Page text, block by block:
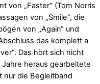
von „Faster“ (Tom Norris
von „Smile“, die
von „Again“ und
das komplett a
Das hört sich nicht
heraus gearbeitete
nur die Begleitband